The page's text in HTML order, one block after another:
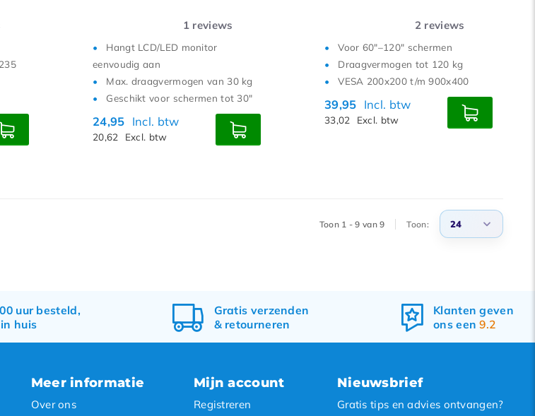
1 reviews
Hangt LCD/LED monitor
eenvoudig aan
Max. draagvermogen van 30 kg
Geschikt voor schermen tot 30"
24,95 Incl. btw
20,62 Excl. btw
2 reviews
Voor 60"–120" schermen
Draagvermogen tot 120 kg
VESA 200x200 t/m 900x400
39,95 Incl. btw
33,02 Excl. btw
Toon 1 - 9 van 9 Toon: 24
12
uur besteld,
huis
Gratis verzenden
& retourneren
Klanten geven
ons een9.2
Meer informatie
Over ons
Mijn account
Registreren
Nieuwsbrief
Gratis tips en advies ontvangen?